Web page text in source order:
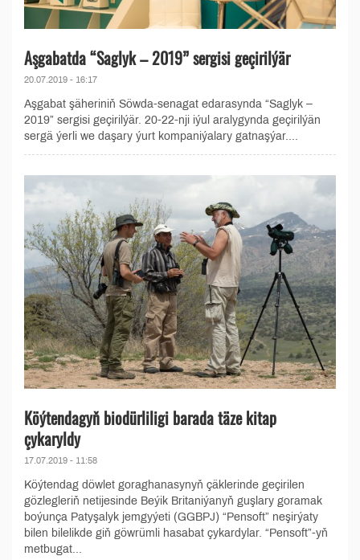
Aşgabatda “Saglyk – 2019” sergisi geçirilýär
20.07.2019 - 16:17
Aşgabat şäheriniň Söwda-senagat edarasynda “Saglyk –
2019” sergisi geçirilýär. 20-22-nji iýul aralygynda geçirilýän
sergä ýerli we daşary ýurt kompaniýalary gatnaşýar....
Köýtendagyň biodürliligi barada täze kitap
çykaryldy
17.07.2019 - 11:58
Köýtendag döwlet goraghanasynyň çäklerinde geçirilen
gözlegleriň netijesinde Beýik Britaniýanyň guşlary goramak
boýunça Patyşalyk jemgyýeti (GGBPJ) “Pensoft” neşirýaty
bilen bilelikde giň göwrümli hasabat çykardylar. “Pensoft”-yň
metbugat...